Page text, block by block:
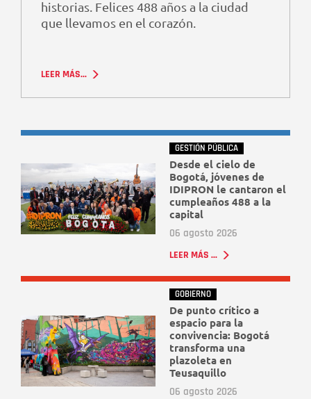
historias. Felices 488 años a la ciudad
que llevamos en el corazón.
LEER MÁS...
GESTIÓN PÚBLICA
Desde el cielo de
Bogotá, jóvenes de
IDIPRON le cantaron el
cumpleaños 488 a la
capital
06 agosto 2026
LEER MÁS ...
GOBIERNO
De punto crítico a
espacio para la
convivencia: Bogotá
transforma una
plazoleta en
Teusaquillo
06 agosto 2026